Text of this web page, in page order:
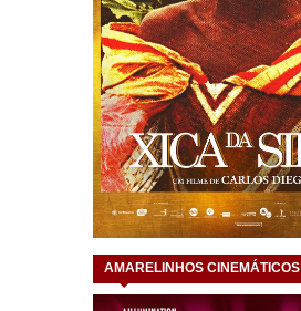
AMARELINHOS CINEMÁTICOS